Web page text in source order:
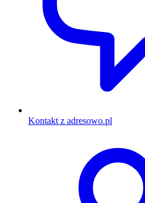
Kontakt z adresowo.pl